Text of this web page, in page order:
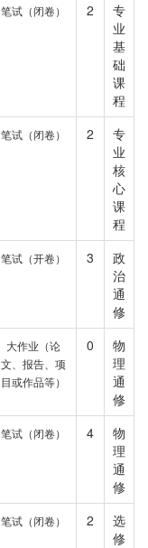
笔试（闭卷） 2
专
业
基
础
课
程
笔试（闭卷） 2
专
业
核
心
课
程
笔试（开卷） 3
政
治
通
修
大作业（论
文、报告、项
目或作品等）
0
物
理
通
修
笔试（闭卷） 4
物
理
通
修
笔试（闭卷） 2
选
修